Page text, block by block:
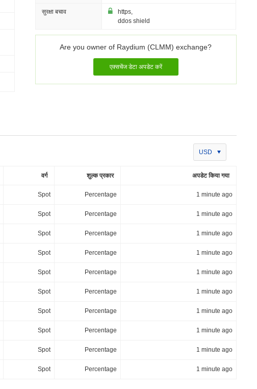
सुरक्षा बचाव
https,
ddos shield
Are you owner of Raydium (CLMM) exchange?
एक्सचेंज डेटा अपडेट करें
USD
वर्ग शुल्क प्रकार अपडेट किया गया
Spot Percentage 1 minute ago
Spot Percentage 1 minute ago
Spot Percentage 1 minute ago
Spot Percentage 1 minute ago
Spot Percentage 1 minute ago
Spot Percentage 1 minute ago
Spot Percentage 1 minute ago
Spot Percentage 1 minute ago
Spot Percentage 1 minute ago
Spot Percentage 1 minute ago